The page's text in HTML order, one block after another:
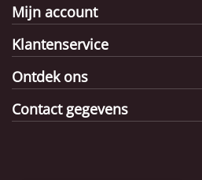
Mijn account
Klantenservice
Ontdek ons
Contact gegevens